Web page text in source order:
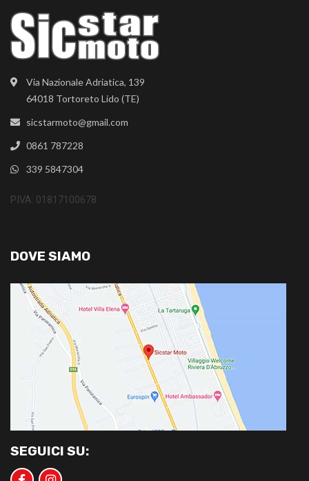
Via Nazionale Adriatica, 139
64018 Tortoreto Lido (TE)
sicstarmoto@gmail.com
0861 787228
339 5847304
P.IVA: 01817100678
DOVE SIAMO
SEGUICI SU: